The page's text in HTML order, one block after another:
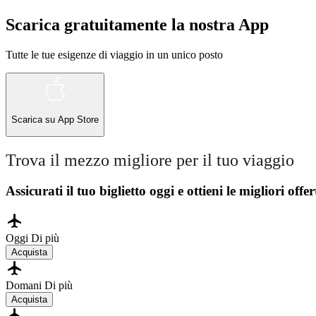
Scarica gratuitamente la nostra App
Tutte le tue esigenze di viaggio in un unico posto
Scarica su App Store
Trova il mezzo migliore per il tuo viaggio
Assicurati il ​​tuo biglietto oggi e ottieni le migliori
Oggi Di più
Acquista
Domani Di più
Acquista